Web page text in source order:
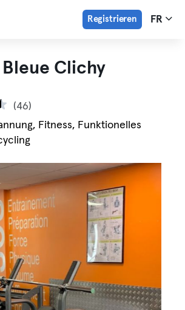
Registrieren FR
Bleue Clichy
(46)
Fitness, Funktionelles